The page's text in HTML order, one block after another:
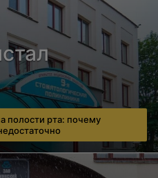
полости рта: почему